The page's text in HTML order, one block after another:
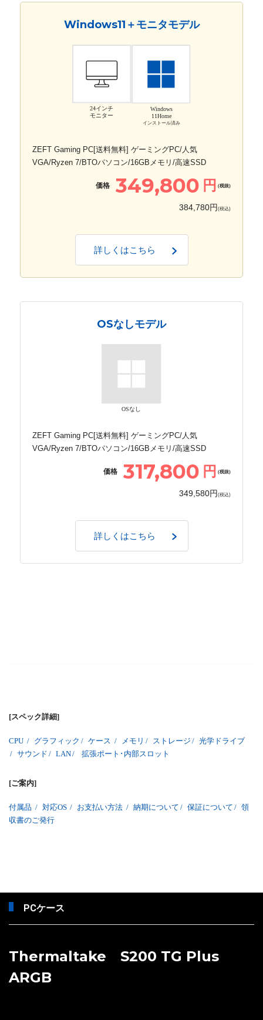
Windows11＋モニタモデル
24インチ
モニター
Windows
11Home
インストール済み
ZEFT Gaming PC[送料無料] ゲーミングPC/人気
VGA/Ryzen 7/BTOパソコン/16GBメモリ/高速SSD
価格 349,800 円 (税抜)
384,780円 (税込)
詳しくはこちら
OSなしモデル
OSなし
ZEFT Gaming PC[送料無料] ゲーミングPC/人気
VGA/Ryzen 7/BTOパソコン/16GBメモリ/高速SSD
価格 317,800 円 (税抜)
349,580円 (税込)
詳しくはこちら
[スペック詳細]
CPU / グラフィック / ケース / メモリ / ストレージ / 光学ドライブ
/ サウンド / LAN/ 拡張ポート･内部スロット
[ご案内]
付属品 / 対応OS / お支払い方法 / 納期について / 保証について / 領
収書のご発行
PCケース
Thermaltake S200 TG Plus
ARGB